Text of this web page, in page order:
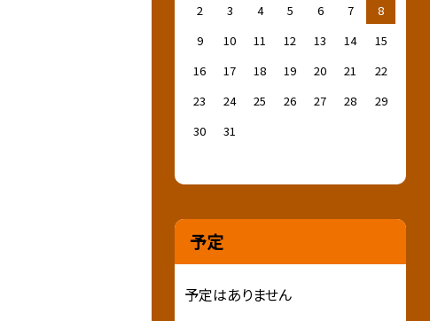
2
3 4 5 6 7
8
9
10 11 12 13 14
15
16
17 18 19 20 21
22
23
24 25 26 27 28
29
30
31
予定
予定はありません